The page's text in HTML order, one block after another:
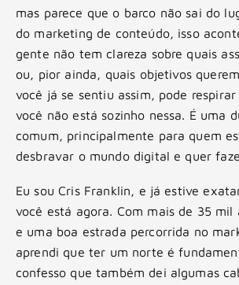
mas parece que o barco não sai do
do marketing de conteúdo, isso
gente não tem clareza sobre quais
ou, pior ainda, quais objetivos
você já se sentiu assim, pode
você não está sozinho nessa. É uma
comum, principalmente para quem
desbravar o mundo digital e quer
Eu sou Cris Franklin, e já estive
você está agora. Com mais de 35 mil
e uma boa estrada percorrida no
aprendi que ter um norte é
confesso que também dei algumas